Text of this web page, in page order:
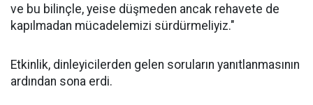
ve bu bilinçle, yeise düşmeden ancak rehavete de
kapılmadan mücadelemizi sürdürmeliyiz."
Etkinlik, dinleyicilerden gelen soruların yanıtlanmasının
ardından sona erdi.